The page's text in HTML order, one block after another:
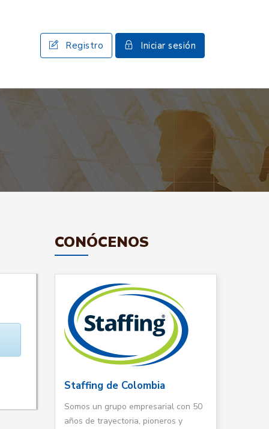
Registro Iniciar sesión
CONÓCENOS
Staffing de Colombia
Somos un grupo empresarial con 50
años de trayectoria, pioneros y